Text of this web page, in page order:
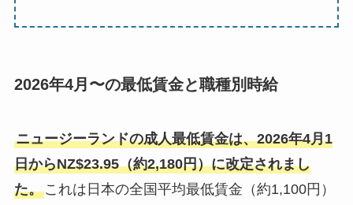
2026年4月〜の最低賃金と職種別時給
ニュージーランドの成人最低賃金は、2026年4月1
日からNZ$23.95（約2,180円）に改定されまし
た。これは日本の全国平均最低賃金（約1,100円）